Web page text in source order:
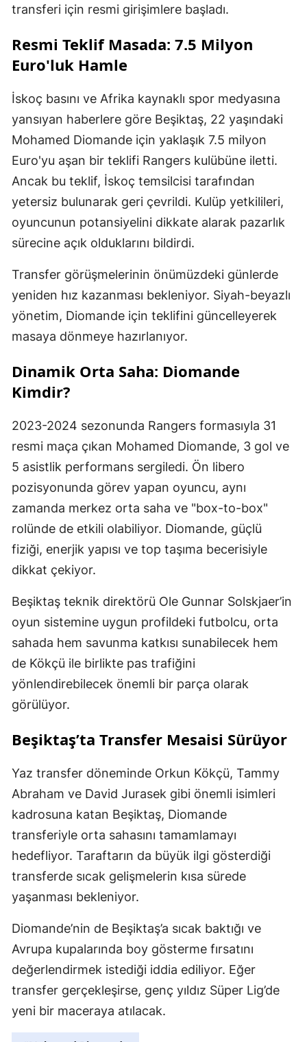
transferi için resmi girişimlere başladı.
Resmi Teklif Masada: 7.5 Milyon
Euro'luk Hamle
İskoç basını ve Afrika kaynaklı spor medyasına
yansıyan haberlere göre Beşiktaş, 22 yaşındaki
Mohamed Diomande için yaklaşık 7.5 milyon
Euro'yu aşan bir teklifi Rangers kulübüne iletti.
Ancak bu teklif, İskoç temsilcisi tarafından
yetersiz bulunarak geri çevrildi. Kulüp yetkilileri,
oyuncunun potansiyelini dikkate alarak pazarlık
sürecine açık olduklarını bildirdi.
Transfer görüşmelerinin önümüzdeki günlerde
yeniden hız kazanması bekleniyor. Siyah-beyazlı
yönetim, Diomande için teklifini güncelleyerek
masaya dönmeye hazırlanıyor.
Dinamik Orta Saha: Diomande
Kimdir?
2023-2024 sezonunda Rangers formasıyla 31
resmi maça çıkan Mohamed Diomande, 3 gol ve
5 asistlik performans sergiledi. Ön libero
pozisyonunda görev yapan oyuncu, aynı
zamanda merkez orta saha ve "box-to-box"
rolünde de etkili olabiliyor. Diomande, güçlü
fiziği, enerjik yapısı ve top taşıma becerisiyle
dikkat çekiyor.
Beşiktaş teknik direktörü Ole Gunnar Solskjaer’in
oyun sistemine uygun profildeki futbolcu, orta
sahada hem savunma katkısı sunabilecek hem
de Kökçü ile birlikte pas trafiğini
yönlendirebilecek önemli bir parça olarak
görülüyor.
Beşiktaş’ta Transfer Mesaisi Sürüyor
Yaz transfer döneminde Orkun Kökçü, Tammy
Abraham ve David Jurasek gibi önemli isimleri
kadrosuna katan Beşiktaş, Diomande
transferiyle orta sahasını tamamlamayı
hedefliyor. Taraftarın da büyük ilgi gösterdiği
transferde sıcak gelişmelerin kısa sürede
yaşanması bekleniyor.
Diomande’nin de Beşiktaş’a sıcak baktığı ve
Avrupa kupalarında boy gösterme fırsatını
değerlendirmek istediği iddia ediliyor. Eğer
transfer gerçekleşirse, genç yıldız Süper Lig’de
yeni bir maceraya atılacak.